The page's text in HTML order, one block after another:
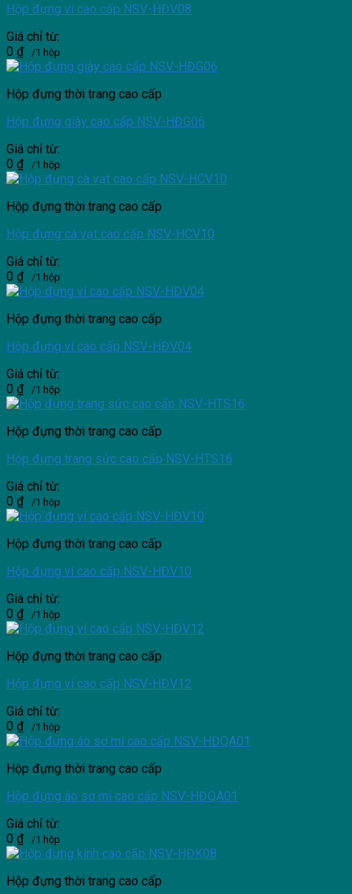
Hộp đựng ví cao cấp NSV-HĐV08
Giá chỉ từ:
0 ₫ /1 hộp
Hộp đựng thời trang cao cấp
Hộp đựng giày cao cấp NSV-HĐG06
Giá chỉ từ:
0 ₫ /1 hộp
Hộp đựng thời trang cao cấp
Hộp đựng cà vạt cao cấp NSV-HCV10
Giá chỉ từ:
0 ₫ /1 hộp
Hộp đựng thời trang cao cấp
Hộp đựng ví cao cấp NSV-HĐV04
Giá chỉ từ:
0 ₫ /1 hộp
Hộp đựng thời trang cao cấp
Hộp đựng trang sức cao cấp NSV-HTS16
Giá chỉ từ:
0 ₫ /1 hộp
Hộp đựng thời trang cao cấp
Hộp đựng ví cao cấp NSV-HĐV10
Giá chỉ từ:
0 ₫ /1 hộp
Hộp đựng thời trang cao cấp
Hộp đựng ví cao cấp NSV-HĐV12
Giá chỉ từ:
0 ₫ /1 hộp
Hộp đựng thời trang cao cấp
Hộp đựng áo sơ mi cao cấp NSV-HĐQA01
Giá chỉ từ:
0 ₫ /1 hộp
Hộp đựng thời trang cao cấp